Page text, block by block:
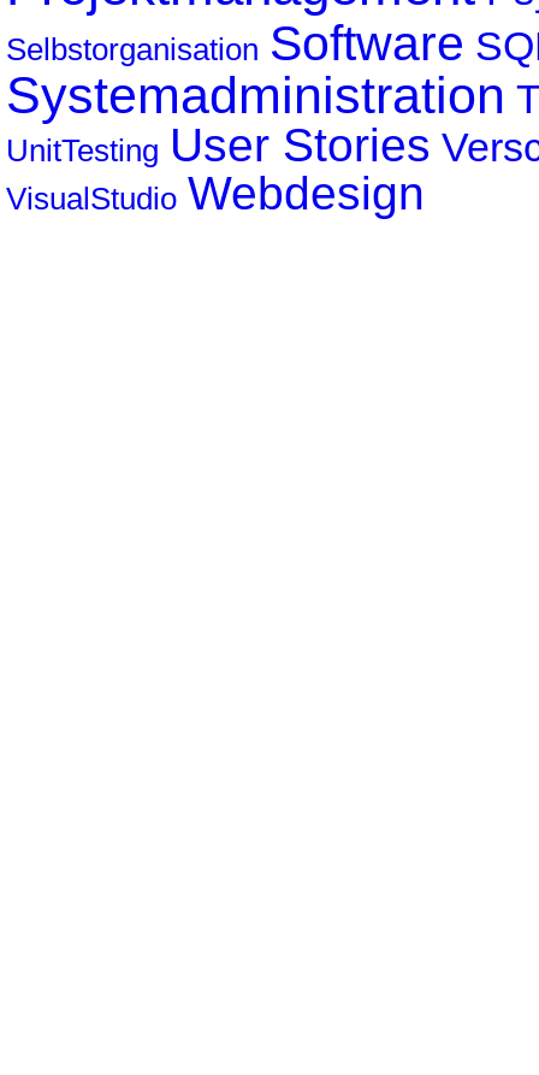
Selbstorganisation Software
Systemadministration
UnitTesting User Stories
VisualStudio Webdesign